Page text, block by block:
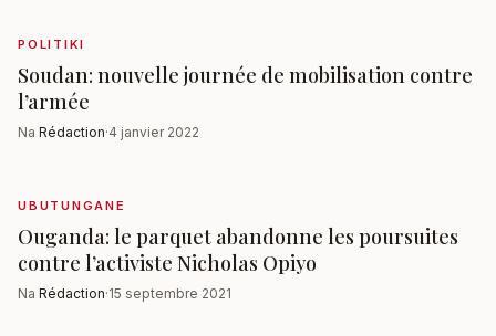
POLITIKI
Soudan: nouvelle journée de mobilisation contre
l’armée
Na Rédaction·4 janvier 2022
UBUTUNGANE
Ouganda: le parquet abandonne les poursuites
contre l’activiste Nicholas Opiyo
Na Rédaction·15 septembre 2021